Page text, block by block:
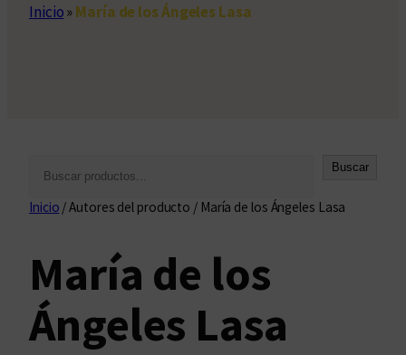
Inicio»María de los Ángeles Lasa
s
a
Buscar
Inicio / Autores del producto / María de los Ángeles Lasa
María de los
Ángeles Lasa